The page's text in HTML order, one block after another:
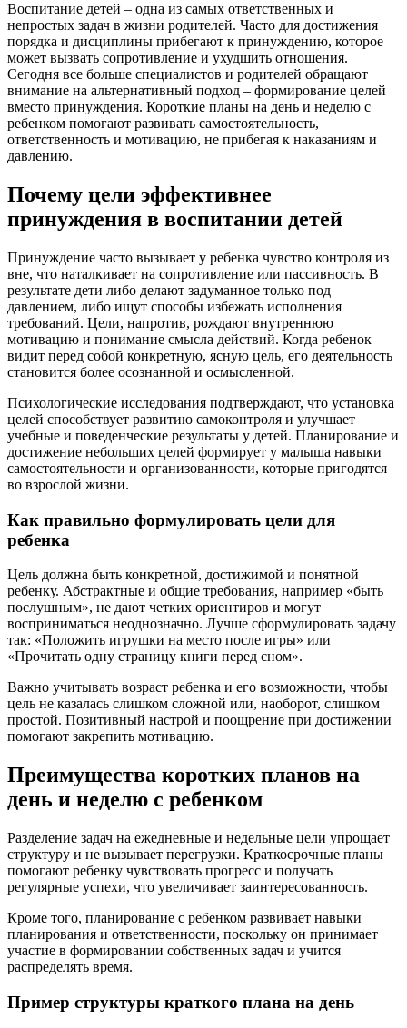
Воспитание детей – одна из самых ответственных и
непростых задач в жизни родителей. Часто для достижения
порядка и дисциплины прибегают к принуждению, которое
может вызвать сопротивление и ухудшить отношения.
Сегодня все больше специалистов и родителей обращают
внимание на альтернативный подход – формирование целей
вместо принуждения. Короткие планы на день и неделю с
ребенком помогают развивать самостоятельность,
ответственность и мотивацию, не прибегая к наказаниям и
давлению.
Почему цели эффективнее
принуждения в воспитании детей
Принуждение часто вызывает у ребенка чувство контроля из
вне, что наталкивает на сопротивление или пассивность. В
результате дети либо делают задуманное только под
давлением, либо ищут способы избежать исполнения
требований. Цели, напротив, рождают внутреннюю
мотивацию и понимание смысла действий. Когда ребенок
видит перед собой конкретную, ясную цель, его деятельность
становится более осознанной и осмысленной.
Психологические исследования подтверждают, что установка
целей способствует развитию самоконтроля и улучшает
учебные и поведенческие результаты у детей. Планирование и
достижение небольших целей формирует у малыша навыки
самостоятельности и организованности, которые пригодятся
во взрослой жизни.
Как правильно формулировать цели для
ребенка
Цель должна быть конкретной, достижимой и понятной
ребенку. Абстрактные и общие требования, например «быть
послушным», не дают четких ориентиров и могут
восприниматься неоднозначно. Лучше сформулировать задачу
так: «Положить игрушки на место после игры» или
«Прочитать одну страницу книги перед сном».
Важно учитывать возраст ребенка и его возможности, чтобы
цель не казалась слишком сложной или, наоборот, слишком
простой. Позитивный настрой и поощрение при достижении
помогают закрепить мотивацию.
Преимущества коротких планов на
день и неделю с ребенком
Разделение задач на ежедневные и недельные цели упрощает
структуру и не вызывает перегрузки. Краткосрочные планы
помогают ребенку чувствовать прогресс и получать
регулярные успехи, что увеличивает заинтересованность.
Кроме того, планирование с ребенком развивает навыки
планирования и ответственности, поскольку он принимает
участие в формировании собственных задач и учится
распределять время.
Пример структуры краткого плана на день